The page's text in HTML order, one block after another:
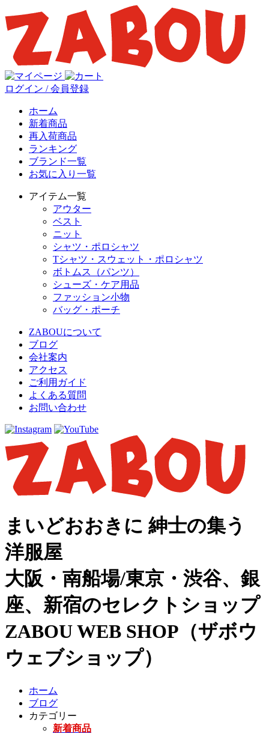
ログイン / 会員登録
ホーム
新着商品
再入荷商品
ランキング
ブランド一覧
お気に入り一覧
アイテム一覧
アウター
ベスト
ニット
シャツ・ポロシャツ
Tシャツ・スウェット・ポロシャツ
ボトムス（パンツ）
シューズ・ケア用品
ファッション小物
バッグ・ポーチ
ZABOUについて
ブログ
会社案内
アクセス
ご利用ガイド
よくある質問
お問い合わせ
まいどおおきに 紳士の集う
洋服屋
大阪・南船場/東京・渋谷、銀
座、新宿のセレクトショップ
ZABOU WEB SHOP（ザボウ
ウェブショップ）
ホーム
ブログ
カテゴリー
新着商品